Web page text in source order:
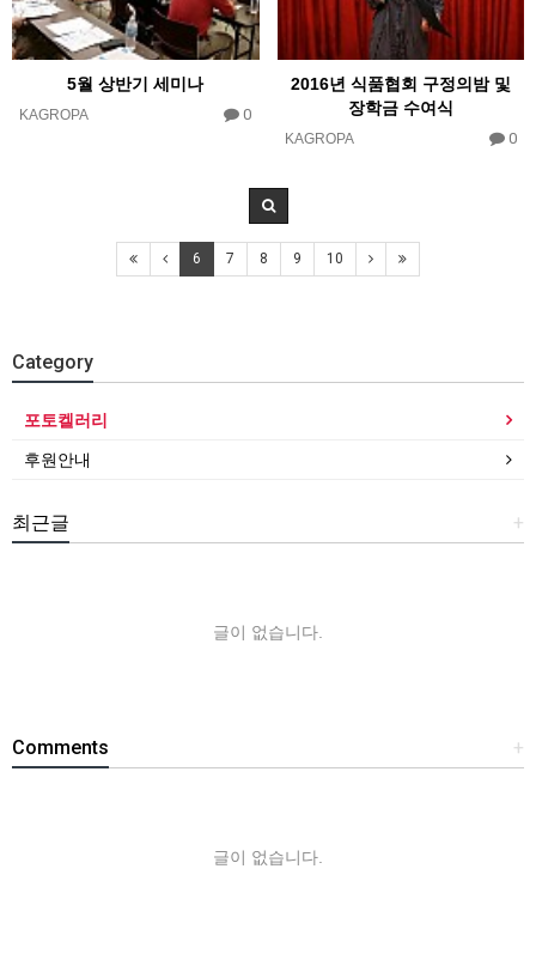
5월 상반기 세미나
KAGROPA 0
2016년 식품협회 구정의밤 및
장학금 수여식
KAGROPA 0
6 7 8 9 10
Category
포토켈러리
후원안내
+
최근글
글이 없습니다.
+
Comments
글이 없습니다.